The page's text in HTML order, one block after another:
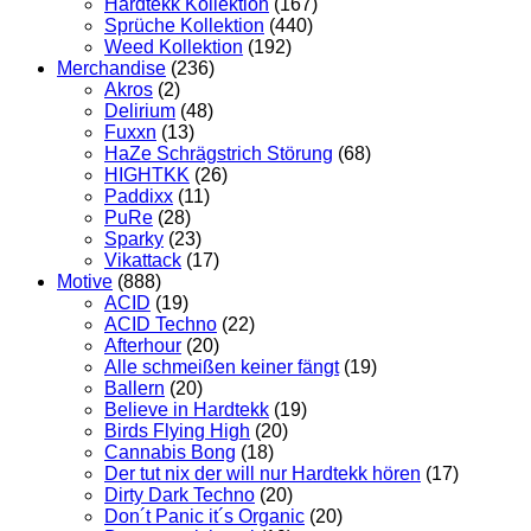
Sprüche Kollektion (440)
Weed Kollektion (192)
Merchandise (236)
Akros (2)
Delirium (48)
Fuxxn (13)
HaZe Schrägstrich Störung (68)
HIGHTKK (26)
Paddixx (11)
PuRe (28)
Sparky (23)
Vikattack (17)
Motive (888)
ACID (19)
ACID Techno (22)
Afterhour (20)
Alle schmeißen keiner fängt (19)
Ballern (20)
Believe in Hardtekk (19)
Birds Flying High (20)
Cannabis Bong (18)
Der tut nix der will nur Hardtekk hören (17)
Dirty Dark Techno (20)
Don´t Panic it´s Organic (20)